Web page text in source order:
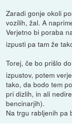
Zaradi gonje okoli
vozilih, žal. A
Verjetno bi poraba
izpusti pa tam že
Torej, če bo prišlo
izpustov, potem
tako, da bodo tem
pri dizlih, in ali
bencinarjih).
Na trgu rabljenih pa